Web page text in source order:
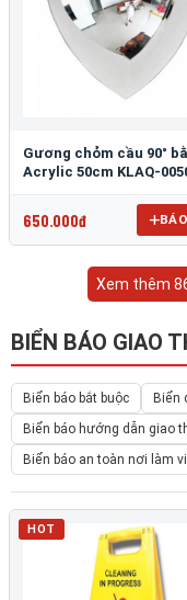
Gương chỏm cầu 90°
Acrylic 50cm KLAQ-
650.000đ
Xem thêm
BIỂN BÁO GIAO
Biển báo bắt buộc
Biển
Biển báo hướng dẫn giao
Biển báo an toàn nơi làm
HOT